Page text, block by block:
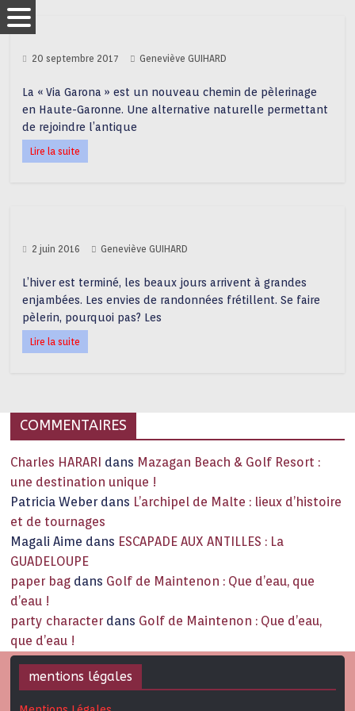
20 septembre 2017 Geneviève GUIHARD
La « Via Garona » est un nouveau chemin de pèlerinage
en Haute-Garonne. Une alternative naturelle permettant
de rejoindre l’antique
Lire la suite
2 juin 2016 Geneviève GUIHARD
L’hiver est terminé, les beaux jours arrivent à grandes
enjambées. Les envies de randonnées frétillent. Se faire
pèlerin, pourquoi pas? Les
Lire la suite
COMMENTAIRES
Charles HARARI dans Mazagan Beach & Golf Resort :
une destination unique !
Patricia Weber dans L’archipel de Malte : lieux d’histoire
et de tournages
Magali Aime dans ESCAPADE AUX ANTILLES : La
GUADELOUPE
paper bag dans Golf de Maintenon : Que d’eau, que
d’eau !
party character dans Golf de Maintenon : Que d’eau,
que d’eau !
mentions légales